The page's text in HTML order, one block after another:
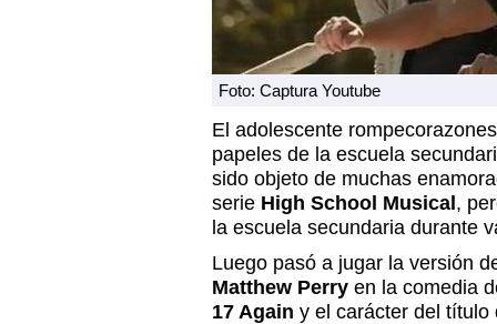
Foto: Captura Youtube
El adolescente
papeles de la escuela
sido objeto de muchas
serie High School Musical ,
la escuela secundaria durante
Luego pasó a jugar la versión
Matthew Perry en la comedia
17 Again y el carácter del título